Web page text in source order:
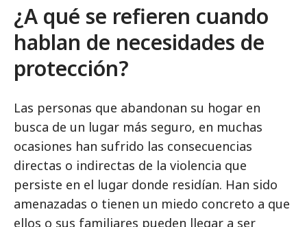
¿A qué se refieren cuando
hablan de necesidades de
protección?
Las personas que abandonan su hogar en
busca de un lugar más seguro, en muchas
ocasiones han sufrido las consecuencias
directas o indirectas de la violencia que
persiste en el lugar donde residían. Han sido
amenazadas o tienen un miedo concreto a que
ellos o sus familiares pueden llegar a ser